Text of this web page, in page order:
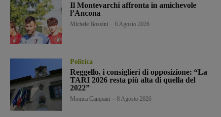
Il Montevarchi affronta in amichevole
l’Ancona
Michele Bossini 8 Agosto 2026
Politica
Reggello, i consiglieri di opposizione: “La
TARI 2026 resta più alta di quella del
2022”
Monica Campani 8 Agosto 2026